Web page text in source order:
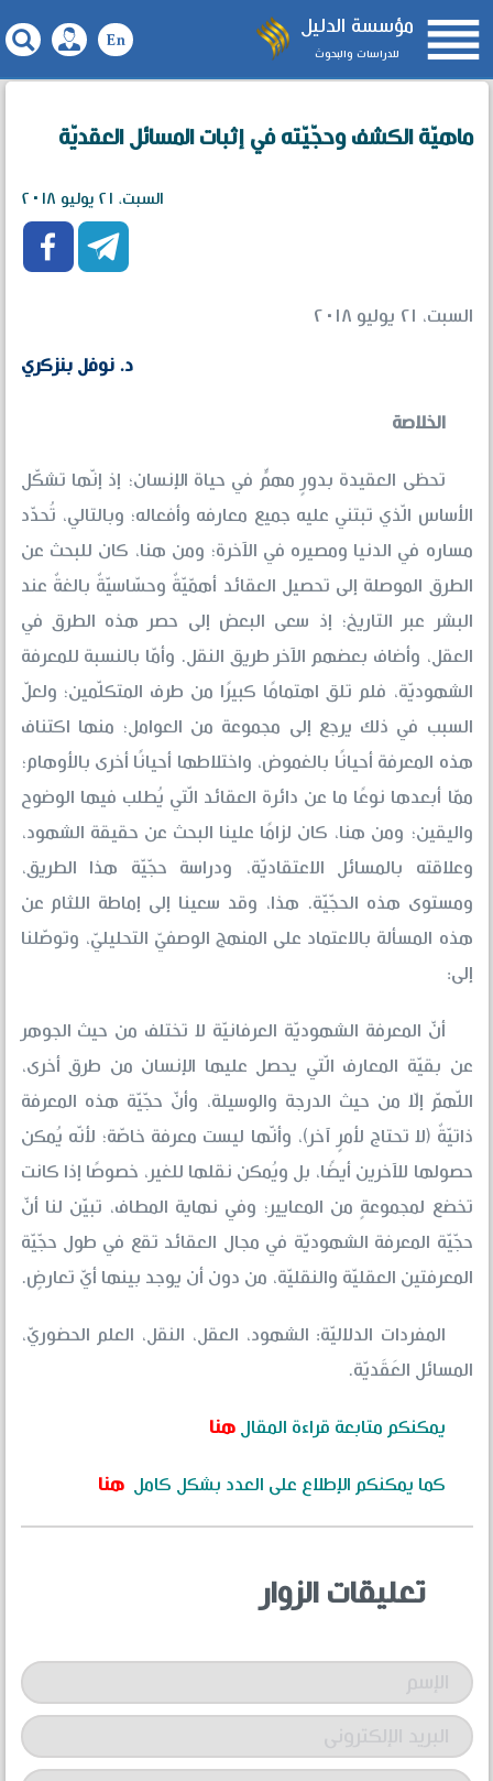
مؤسسة الدليل
للدراسات والبحوث 
ماهيّة الكشف وحجّيّته في إثبات المسائل العقديّة
السبت، ٢١ يوليو ٢٠١٨
 
السبت، ٢١ يوليو ٢٠١٨
د. نوفل بنزكري
الخلاصة
تحظى العقيدة بدورٍ مهمٍّ في حياة الإنسان؛ إذ إنّها تشكّل
الأساس الّذي تبتني عليه جميع معارفه وأفعاله؛ وبالتالي، تُحدّد
مساره في الدنيا ومصيره في الآخرة؛ ومن هنا، كان للبحث عن
الطرق الموصلة إلى تحصيل العقائد أهمّيّةٌ وحسّاسيّةٌ بالغةٌ عند
البشر عبر التاريخ؛ إذ سعى البعض إلى حصر هذه الطرق في
العقل، وأضاف بعضهم الآخر طريق النقل. وأمّا بالنسبة للمعرفة
الشهوديّة، فلم تلق اهتمامًا كبيرًا من طرف المتكلّمين؛ ولعلّ
السبب في ذلك يرجع إلى مجموعة من العوامل؛ منها اكتناف
هذه المعرفة أحيانًا بالغموض، واختلاطها أحيانًا أخرى بالأوهام؛
ممّا أبعدها نوعًا ما عن دائرة العقائد الّتي يُطلب فيها الوضوح
واليقين؛ ومن هنا، كان لزامًا علينا البحث عن حقيقة الشهود،
وعلاقته بالمسائل الاعتقاديّة، ودراسة حجّيّة هذا الطريق،
ومستوى هذه الحجّيّة. هذا، وقد سعينا إلى إماطة اللثام عن
هذه المسألة بالاعتماد على المنهج الوصفيّ التحليليّ، وتوصّلنا
إلى:
أنّ المعرفة الشهوديّة العرفانيّة لا تختلف من حيث الجوهر
عن بقيّة المعارف الّتي يحصل عليها الإنسان من طرق أخرى،
اللّهمّ إلّا من حيث الدرجة والوسيلة، وأنّ حجّيّة هذه المعرفة
ذاتيّةٌ (لا تحتاج لأمرٍ آخر)، وأنّها ليست معرفة خاصّة؛ لأنّه يُمكن
حصولها للآخرين أيضًا، بل ويُمكن نقلها للغير، خصوصًا إذا كانت
تخضع لمجموعةٍ من المعايير؛ وفي نهاية المطاف، تبيّن لنا أنّ
حجّيّة المعرفة الشهوديّة في مجال العقائد تقع في طول حجّيّة
المعرفتين العقليّة والنقليّة، من دون أن يوجد بينها أيّ تعارضٍ.
المفردات الدلاليّة: الشهود، العقل، النقل، العلم الحضوريّ،
المسائل العَقَديّة.
يمكنكم متابعة قراءة المقال هنا
كما يمكنكم الإطلاع على العدد بشكل كامل هنا
تعليقات الزوار